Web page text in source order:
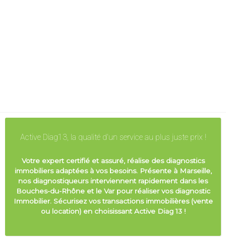
Active Diag13, la qualité d'un service au plus juste prix !
Votre expert certifié et assuré, réalise des diagnostics
immobiliers adaptées à vos besoins. Présente à Marseille,
nos diagnostiqueurs interviennent rapidement dans les
Bouches-du-Rhône et le Var pour réaliser vos diagnostic
Immobilier. Sécurisez vos transactions immobilières (vente
ou location) en choisissant Active Diag 13 !